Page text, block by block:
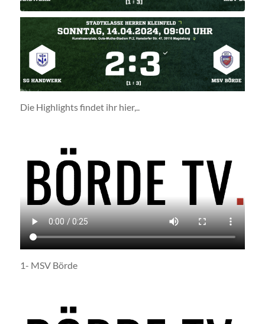
Die Highlights findet ihr hier,..
1- MSV Börde